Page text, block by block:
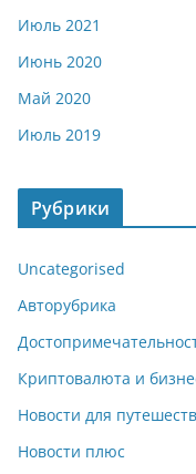
Июль 2021
Июнь 2020
Май 2020
Июль 2019
Рубрики
Uncategorised
Авторубрика
Криптовалюта и
Новости для
Новости плюс